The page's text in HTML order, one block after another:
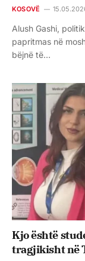
KOSOVË
Alush Gashi,
papritmas në
bëjnë të…
Kjo është
tragjikisht në